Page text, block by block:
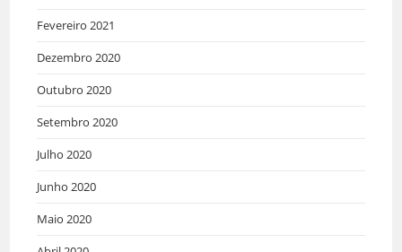
Fevereiro 2021
Dezembro 2020
Outubro 2020
Setembro 2020
Julho 2020
Junho 2020
Maio 2020